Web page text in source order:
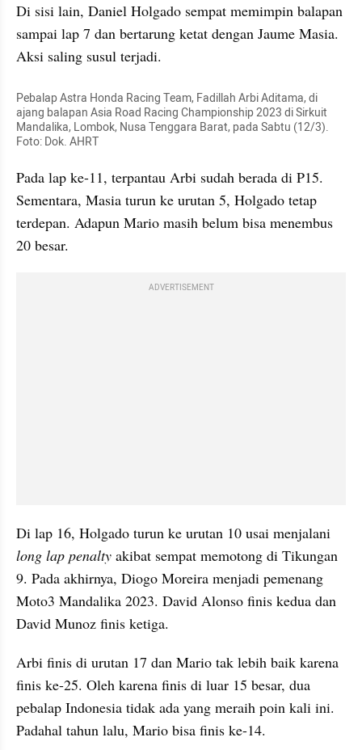
Di sisi lain, Daniel Holgado sempat memimpin balapan
sampai lap 7 dan bertarung ketat dengan Jaume Masia.
Aksi saling susul terjadi.
Pebalap Astra Honda Racing Team, Fadillah Arbi Aditama, di
ajang balapan Asia Road Racing Championship 2023 di Sirkuit
Mandalika, Lombok, Nusa Tenggara Barat, pada Sabtu (12/3).
Foto: Dok. AHRT
Pada lap ke-11, terpantau Arbi sudah berada di P15.
Sementara, Masia turun ke urutan 5, Holgado tetap
terdepan. Adapun Mario masih belum bisa menembus
20 besar.
ADVERTISEMENT
long lap penalty akibat sempat memotong di Tikungan
9. Pada akhirnya, Diogo Moreira menjadi pemenang
Moto3 Mandalika 2023. David Alonso finis kedua dan
David Munoz finis ketiga.
Arbi finis di urutan 17 dan Mario tak lebih baik karena
finis ke-25. Oleh karena finis di luar 15 besar, dua
pebalap Indonesia tidak ada yang meraih poin kali ini.
Padahal tahun lalu, Mario bisa finis ke-14.